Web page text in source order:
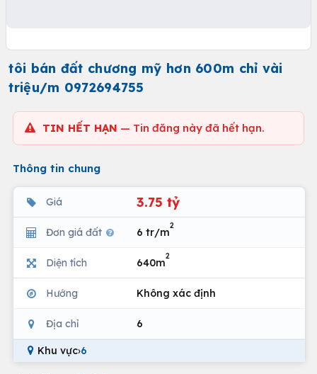
tôi bán đất chương mỹ hơn 600m chỉ vài
triệu/m 0972694755
TIN HẾT HẠN — Tin đăng này đã hết hạn.
Thông tin chung
Giá 3.75 tỷ
Đơn giá đất 6 tr/m
2
Diện tích 640m
2
Hướng Không xác định
Địa chỉ 6
Khu vực›6